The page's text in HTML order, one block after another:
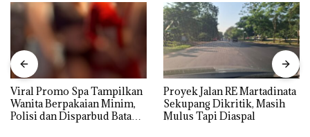
Viral Promo Spa Tampilkan
Wanita Berpakaian Minim,
Polisi dan Disparbud Batam
Proyek Jalan RE Martadinata
Sekupang Dikritik, Masih
Mulus Tapi Diaspal